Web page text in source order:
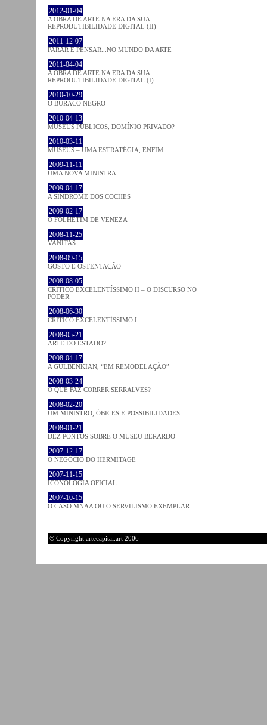
2012-01-04
A OBRA DE ARTE NA ERA DA SUA
REPRODUTIBILIDADE DIGITAL (II)
2011-12-07
PARAR E PENSAR...NO MUNDO DA ARTE
2011-04-04
A OBRA DE ARTE NA ERA DA SUA
REPRODUTIBILIDADE DIGITAL (I)
2010-10-29
O BURACO NEGRO
2010-04-13
MUSEUS PÚBLICOS, DOMÍNIO PRIVADO?
2010-03-11
MUSEUS – UMA ESTRATÉGIA, ENFIM
2009-11-11
UMA NOVA MINISTRA
2009-04-17
A SÍNDROME DOS COCHES
2009-02-17
O FOLHETIM DE VENEZA
2008-11-25
VANITAS
2008-09-15
GOSTO E OSTENTAÇÃO
2008-08-05
CRÍTICO EXCELENTÍSSIMO II – O DISCURSO NO
PODER
2008-06-30
CRÍTICO EXCELENTÍSSIMO I
2008-05-21
ARTE DO ESTADO?
2008-04-17
A GULBENKIAN, “EM REMODELAÇÃO”
2008-03-24
O QUE FAZ CORRER SERRALVES?
2008-02-20
UM MINISTRO, ÓBICES E POSSIBILIDADES
2008-01-21
DEZ PONTOS SOBRE O MUSEU BERARDO
2007-12-17
O NEGÓCIO DO HERMITAGE
2007-11-15
ICONOLOGIA OFICIAL
2007-10-15
O CASO MNAA OU O SERVILISMO EXEMPLAR
© Copyright artecapital.art 2006